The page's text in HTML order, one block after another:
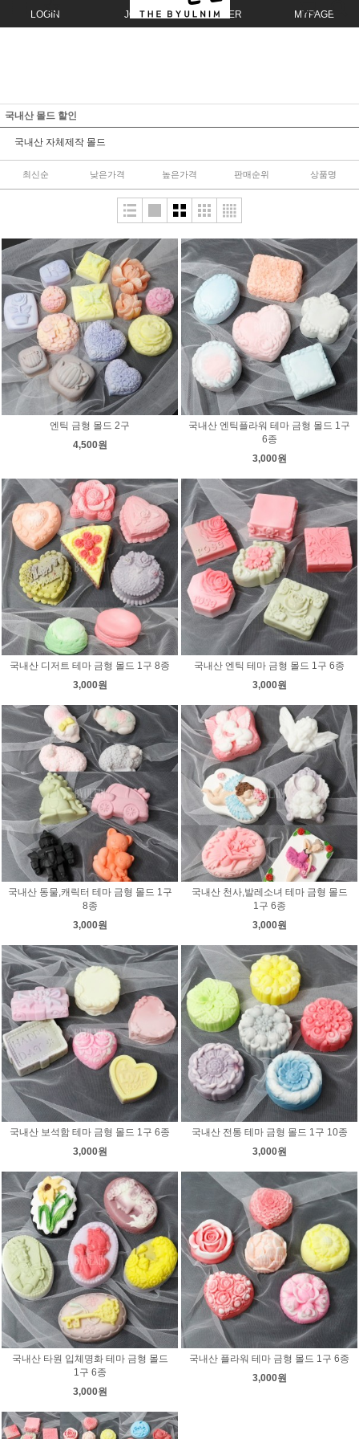
LOGIN JOIN ORDER MYPAGE
국내산 몰드 할인
국내산 자체제작 몰드
최신순 낮은가격 높은가격 판매순위 상품명
엔틱 금형 몰드 2구
4,500원
국내산 엔틱플라워 테마 금형 몰드 1구
6종
3,000원
국내산 디저트 테마 금형 몰드 1구 8종
3,000원
국내산 엔틱 테마 금형 몰드 1구 6종
3,000원
국내산 동물,캐릭터 테마 금형 몰드 1구
8종
3,000원
국내산 천사,발레소녀 테마 금형 몰드
1구 6종
3,000원
국내산 보석함 테마 금형 몰드 1구 6종
3,000원
국내산 전통 테마 금형 몰드 1구 10종
3,000원
국내산 타원 입체명화 테마 금형 몰드
1구 6종
3,000원
국내산 플라워 테마 금형 몰드 1구 6종
3,000원